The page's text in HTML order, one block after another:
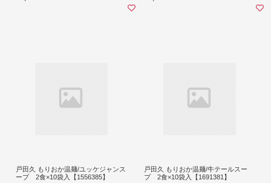
戸田久 もりおか温麺/ユッケジャンス
ープ 2食×10袋入【1556385】
戸田久 もりおか温麺/牛テールスー
プ 2食×10袋入【1691381】